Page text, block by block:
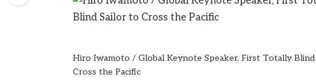
Hiro Iwamoto / Global Keynote Speaker, First Totally
Cross the Pacific